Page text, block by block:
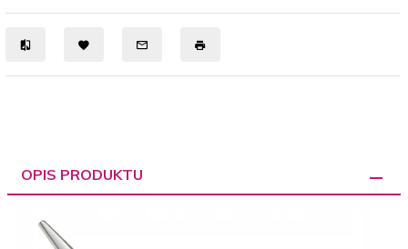
OPIS PRODUKTU